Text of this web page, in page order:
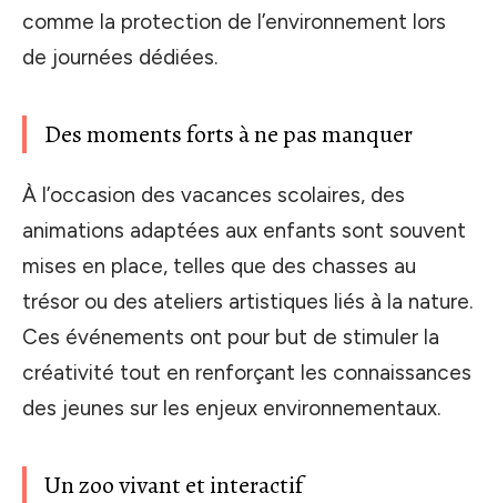
comme la protection de l’environnement lors
de journées dédiées.
Des moments forts à ne pas manquer
À l’occasion des vacances scolaires, des
animations adaptées aux enfants sont souvent
mises en place, telles que des chasses au
trésor ou des ateliers artistiques liés à la nature.
Ces événements ont pour but de stimuler la
créativité tout en renforçant les connaissances
des jeunes sur les enjeux environnementaux.
Un zoo vivant et interactif